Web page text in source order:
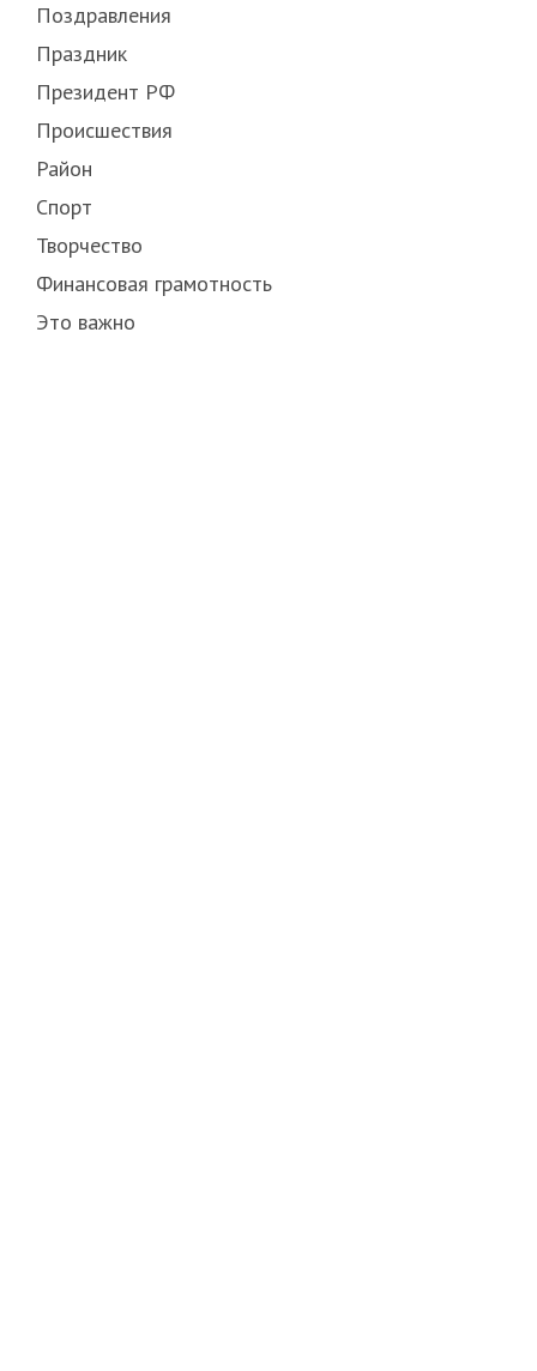
Поздравления
Праздник
Президент РФ
Происшествия
Район
Спорт
Творчество
Финансовая грамотность
Это важно